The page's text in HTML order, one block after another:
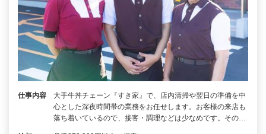
仕事内容
大手牛丼チェーン『すき家』で、店内清掃や翌日の準備を中
心とした深夜時間帯の業務をお任せします。お客様の来店も
落ち着いているので、接客・調理などは少なめです。その…